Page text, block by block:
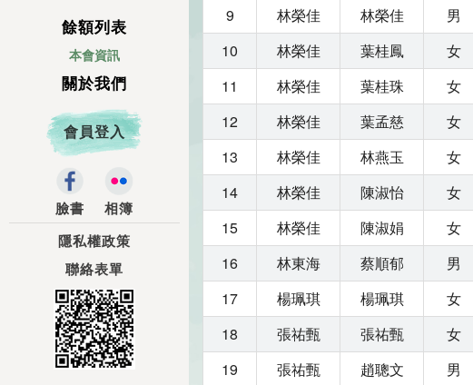
餘額列表
本會資訊
關於我們
會員登入
臉書 相簿
隱私權政策
聯絡表單
9
林榮佳 林榮佳 男
10
林榮佳 葉桂鳳 女
11
林榮佳 葉桂珠 女
12
林榮佳 葉孟慈 女
13
林榮佳 林燕玉 女
14
林榮佳 陳淑怡 女
15
林榮佳 陳淑娟 女
16
林東海 蔡順郁 男
17
楊珮琪 楊珮琪 女
18
張祐甄 張祐甄 女
19
張祐甄 趙聰文 男